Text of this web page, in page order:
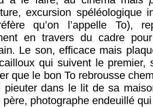
excursion spéléologique
qu’on l’appelle To),
en travers du cadre
Le son, efficace mais
qui suivent le premier,
que le bon To rebrousse
pieuter dans le lit de sa
père, photographe endeuillé